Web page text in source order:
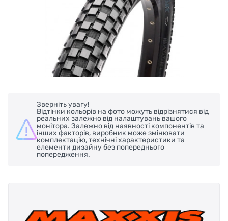
Зверніть увагу!
Відтінки кольорів на фото можуть відрізнятися від
реальних залежно від налаштувань вашого
монітора. Залежно від наявності компонентів та
інших факторів, виробник може змінювати
комплектацію, технічні характеристики та
елементи дизайну без попереднього
попередження.